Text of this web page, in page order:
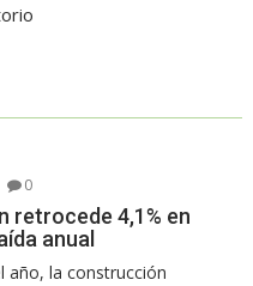
0
retrocede 4,1% en
anual
año, la construcción